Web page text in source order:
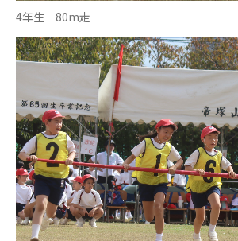
4年生 80m走